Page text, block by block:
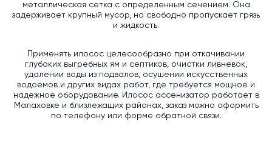
металлическая сетка с определенным сечением. Она
задерживает крупный мусор, но свободно пропускает грязь
и жидкость.
Применять илосос целесообразно при откачивании
глубоких выгребных ям и септиков, очистки ливневок,
удалении воды из подвалов, осушении искусственных
водоемов и других видах работ, где требуется мощное и
надежное оборудование. Илосос ассенизатор работает в
Малаховке и близлежащих районах, заказ можно оформить
по телефону или форме обратной связи.